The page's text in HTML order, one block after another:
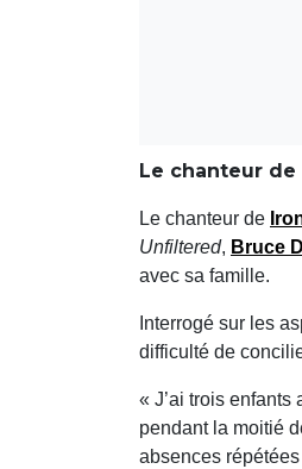
Le chanteur
Le chanteur de
Unfiltered, Bruce
avec sa famille.
Interrogé sur les
difficulté de
« J’ai trois
pendant la moitié
absences